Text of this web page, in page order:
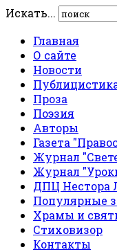
Искать...
Главная
О сайте
Новости
Проза
Поэзия
Авторы
Газета
Журнал
Журнал
ДПЦ Нестора
Популярные
Храмы и
Стиховизор
Контакты